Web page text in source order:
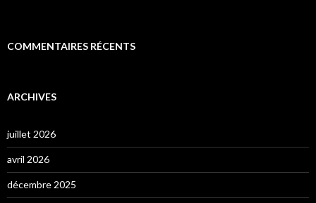
COMMENTAIRES RÉCENTS
ARCHIVES
juillet 2026
avril 2026
décembre 2025